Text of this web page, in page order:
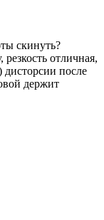
скинуть?
отличная,
дисторсии после
держит